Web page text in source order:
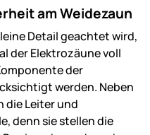
am Weidezaun
Detail geachtet wird,
der Elektrozäune voll
der
werden. Neben
die Leiter und
denn sie stellen die